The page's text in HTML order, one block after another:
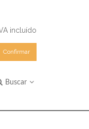
incluído
Confirmar
Buscar